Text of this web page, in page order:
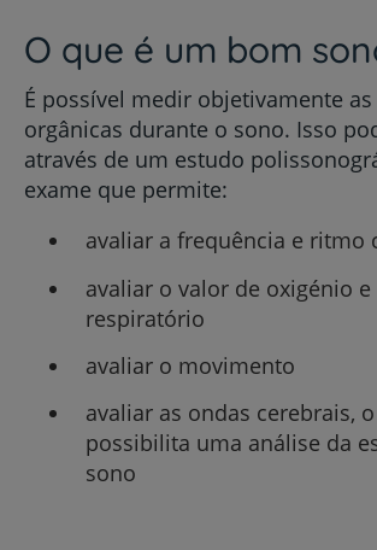
O que é um bom
É possível medir objetivamente
orgânicas durante o sono. Isso
através de um estudo
exame que permite:
avaliar a frequência e ritmo
avaliar o valor de oxigénio
respiratório
avaliar o movimento
avaliar as ondas cerebrais,
possibilita uma análise da
sono